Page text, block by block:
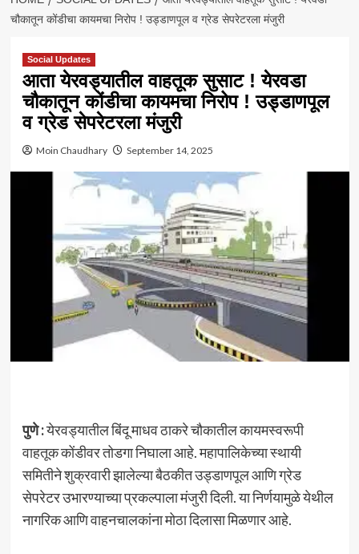
चौकातून कोंडीचा कायमचा निरोप ! उड्डाणपूल व ग्रेड सेपरेटरला मंजुरी
Social Updates
आता येरवड्यातील वाहतूक सुसाट ! येरवडा
चौकातून कोंडीचा कायमचा निरोप ! उड्डाणपूल
व ग्रेड सेपरेटरला मंजुरी
Moin Chaudhary September 14, 2025
पुणे :येरवड्यातील बिंदू माधव ठाकरे चौकातील कायमस्वरूपी
वाहतूक कोंडीवर तोडगा निघाला आहे. महापालिकेच्या स्थायी
समितीने शुक्रवारी झालेल्या बैठकीत उड्डाणपूल आणि ग्रेड
सेपरेटर उभारण्याच्या प्रकल्पाला मंजुरी दिली. या निर्णयामुळे येथील
नागरिक आणि वाहनचालकांना मोठा दिलासा मिळणार आहे.